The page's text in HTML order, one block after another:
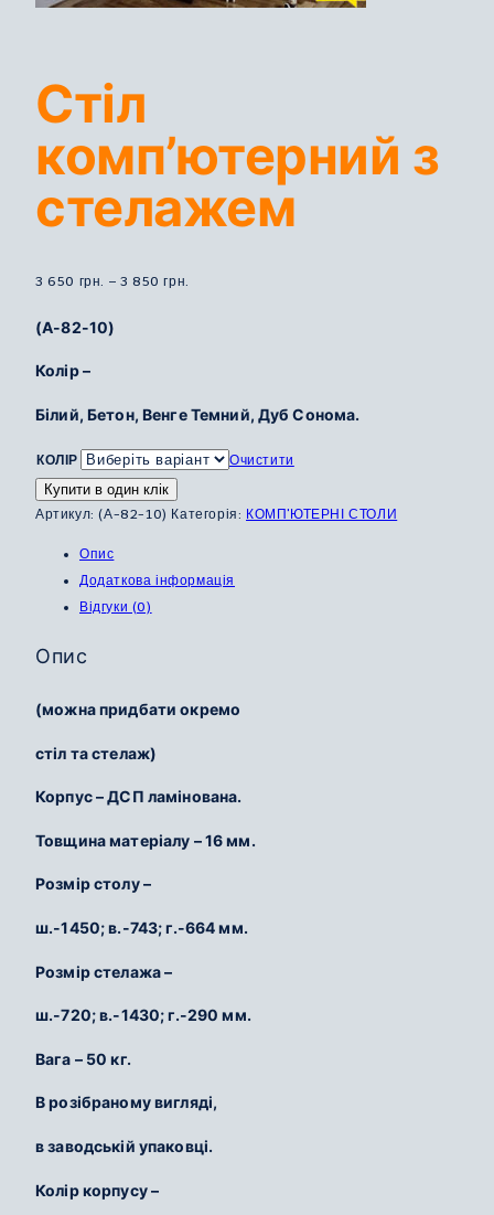
Стіл
комп’ютерний з
стелажем
3 650 грн. – 3 850 грн.
грн.
3
грн.
(А-82-10)
Колір –
Білий, Бетон, Венге Темний, Дуб Сонома.
КОЛІР Очистити
Купити в один клік
Артикул:(А-82-10) Категорія: КОМП'ЮТЕРНІ СТОЛИ
Опис
Додаткова інформація
Відгуки (0)
Опис
(можна придбати окремо
стіл та стелаж)
Корпус – ДСП ламінована.
Товщина матеріалу – 16 мм.
Розмір столу –
ш.-1450; в.-743; г.-664 мм.
Розмір стелажа –
ш.-720; в.-1430; г.-290 мм.
Вага – 50 кг.
В розібраному вигляді,
в заводській упаковці.
Колір корпусу –